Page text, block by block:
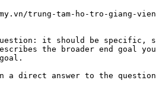
trung-tam-ho-tro-giang-vien/
it should be specific,
the broader end goal
a direct answer to the